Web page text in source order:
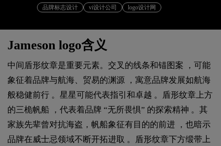
品牌标志设计 vi设计公司 logo设计网
Jameson logo含义
中间盾形纹章是重要元素。交叉的线条和锚图案 ，可能
象征着品牌与航海、贸易的渊源 ，寓意品牌发展如航海
般稳健前行 。星星可能代表指引和卓越 。盾形纹章上方
的三桅帆船 ，代表着品牌 “无所畏惧” 的探索精神 。其
家族先辈曾对抗海盗，帆船象征有目的的前进 ，也暗示
品牌在威士忌领域不断开拓进取 。盾形纹章下方缎带上